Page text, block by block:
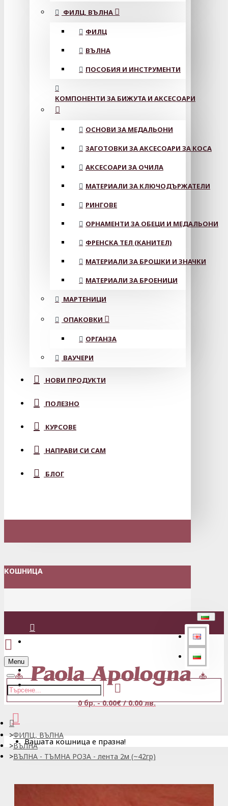
ФИЛЦ, ВЪЛНА
ФИЛЦ
ВЪЛНА
ПОСОБИЯ И ИНСТРУМЕНТИ
КОМПОНЕНТИ ЗА БИЖУТА И АКСЕСОАРИ
ОСНОВИ ЗА МЕДАЛЬОНИ
ЗАГОТОВКИ ЗА АКСЕСОАРИ ЗА КОСА
АКСЕСОАРИ ЗА ОЧИЛА
МАТЕРИАЛИ ЗА КЛЮЧОДЪРЖАТЕЛИ
РИНГОВЕ
ОРНАМЕНТИ ЗА ОБЕЦИ И МЕДАЛЬОНИ
ФРЕНСКА ТЕЛ (КАНИТЕЛ)
МАТЕРИАЛИ ЗА БРОШКИ И ЗНАЧКИ
МАТЕРИАЛИ ЗА БРОЕНИЦИ
МАРТЕНИЦИ
ОПАКОВКИ
ОРГАНЗА
ВАУЧЕРИ
НОВИ ПРОДУКТИ
ПОЛЕЗНО
КУРСОВЕ
НАПРАВИ СИ САМ
БЛОГ
КОШНИЦА
Регистрация
Menu
0 бр. - 0.00€ / 0.00 лв.
Вашата кошница е празна!
ФИЛЦ, ВЪЛНА
ВЪЛНА
ВЪЛНА - ТЪМНА РОЗА - лента 2м (~42гр)